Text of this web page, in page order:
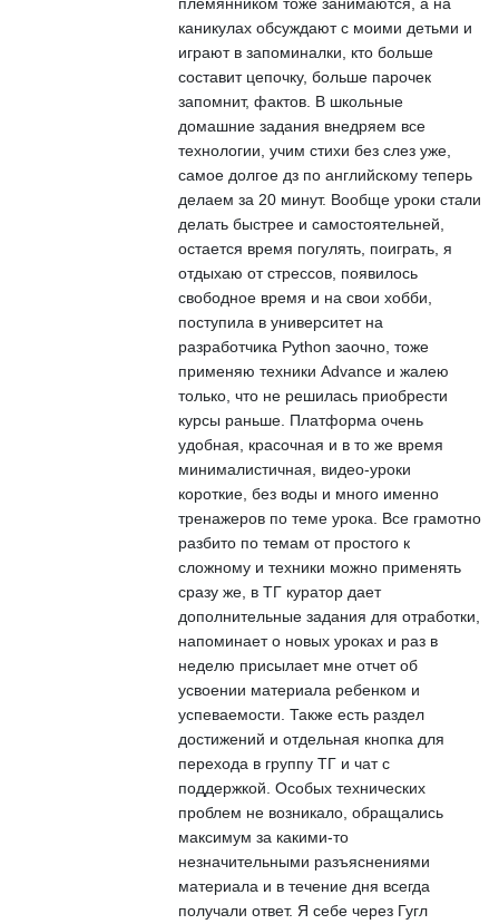
каникулах обсуждают с моими детьми и
играют в запоминалки, кто больше
составит цепочку, больше парочек
запомнит, фактов. В школьные
домашние задания внедряем все
технологии, учим стихи без слез уже,
самое долгое дз по английскому теперь
делаем за 20 минут. Вообще уроки стали
делать быстрее и самостоятельней,
остается время погулять, поиграть, я
отдыхаю от стрессов, появилось
свободное время и на свои хобби,
поступила в университет на
разработчика Python заочно, тоже
применяю техники Advance и жалею
только, что не решилась приобрести
курсы раньше. Платформа очень
удобная, красочная и в то же время
минималистичная, видео-уроки
короткие, без воды и много именно
тренажеров по теме урока. Все грамотно
разбито по темам от простого к
сложному и техники можно применять
сразу же, в ТГ куратор дает
дополнительные задания для отработки,
напоминает о новых уроках и раз в
неделю присылает мне отчет об
усвоении материала ребенком и
успеваемости. Также есть раздел
достижений и отдельная кнопка для
перехода в группу ТГ и чат с
поддержкой. Особых технических
проблем не возникало, обращались
максимум за какими-то
незначительными разъяснениями
материала и в течение дня всегда
получали ответ. Я себе через Гугл